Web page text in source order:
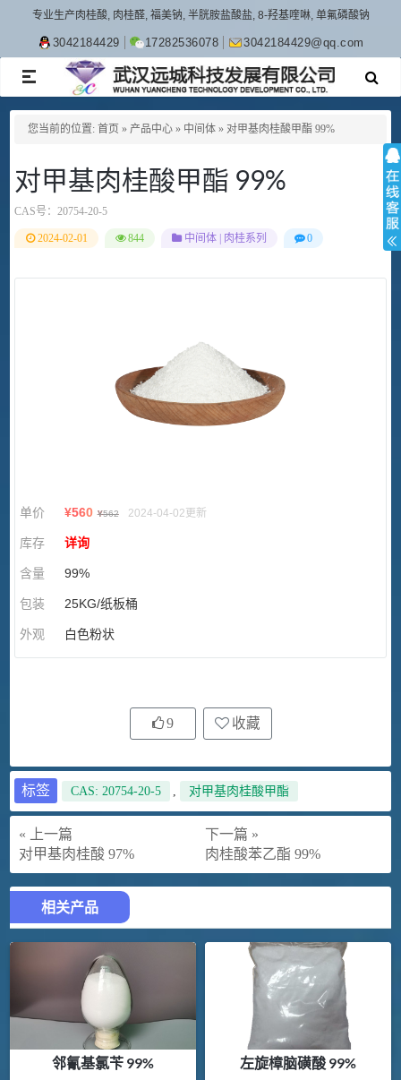
专业生产肉桂酸, 肉桂醛, 福美钠, 半胱胺盐酸盐, 8-羟基喹啉, 单氟磷酸钠
3042184429 17282536078 3042184429@qq.com
TOGGLE
NAVIGATION
您当前的位置: 首页 » 产品中心 » 中间体 » 对甲基肉桂酸甲酯 99%
对甲基肉桂酸甲酯 99%
CAS号： 20754-20-5
2024-02-01 844 中间体| 肉桂系列 0
单价 ¥560 ¥562 2024-04-02更新
库存 详询
含量 99%
包装 25KG/纸板桶
外观 白色粉状
9 收藏
标签 CAS: 20754-20-5 , 对甲基肉桂酸甲酯
« 上一篇
对甲基肉桂酸 97%
下一篇 »
肉桂酸苯乙酯 99%
相关产品
邻氰基氯苄 99% 左旋樟脑磺酸 99%